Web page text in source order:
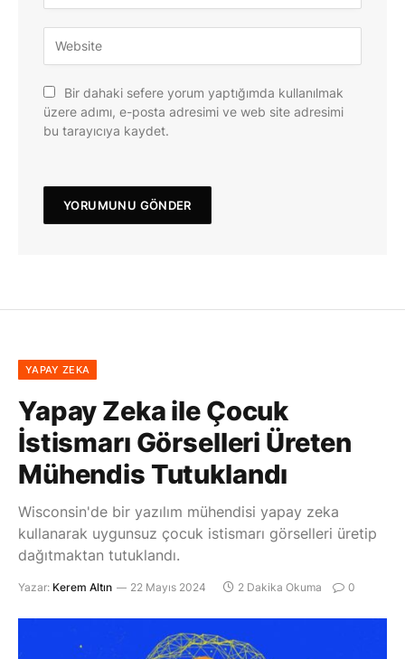
Bir dahaki sefere yorum yaptığımda kullanılmak
üzere adımı, e-posta adresimi ve web site adresimi
bu tarayıcıya kaydet.
YAPAY ZEKA
Yapay Zeka ile Çocuk
İstismarı Görselleri Üreten
Mühendis Tutuklandı
Wisconsin'de bir yazılım mühendisi yapay zeka
kullanarak uygunsuz çocuk istismarı görselleri üretip
dağıtmaktan tutuklandı.
Yazar: Kerem Altın 22 Mayıs 2024 2 Dakika Okuma 0